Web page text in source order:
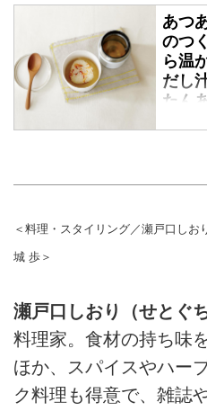
（『
載）
あつ
のつ
ら温
だし
たん
瀬戸
載）
＜料理・スタイリング／瀬戸口し
城 歩＞
瀬戸口しおり（せとぐ
料理家。食材の持ち味
ほか、スパイスやハー
ク料理も得意で、雑誌